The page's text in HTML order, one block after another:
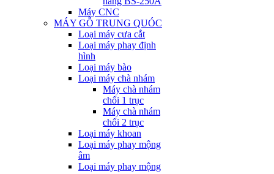
Máy CNC
MÁY GỖ TRUNG QUÓC
Loại máy cưa cắt
Loại máy phay định
hình
Loại máy bào
Loại máy chà nhám
Máy chà nhám
chổi 1 trục
Máy chà nhám
chổi 2 trục
Loại máy khoan
Loại máy phay mộng
âm
Loại máy phay mộng